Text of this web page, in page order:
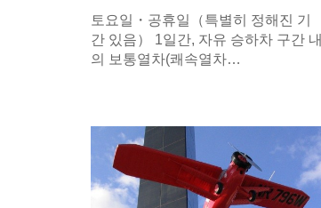
토요일・공휴일（특별히 정해진 기
간 있음） 1일간, 자유 승하차 구간 내
의 보통열차(쾌속열차…
기본정보 보기